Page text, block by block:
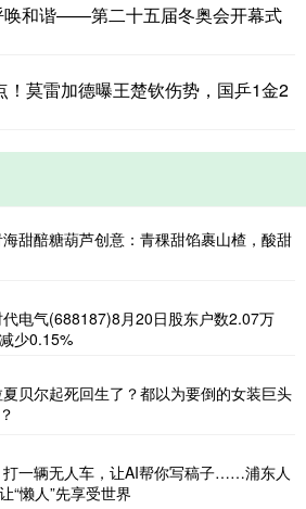
唤和谐——第二十五届冬奥会开幕式
！莫雷加德曝王楚钦伤势，国乒1金2
甜醅糖葫芦创意：青稞甜馅裹山楂，酸甜
电气(688187)8月20日股东户数2.07万
少0.15%
贝尔起死回生了？都以为要倒的女装巨头
打一辆无人车，让AI帮你写稿子……浦东人
“懒人”先享受世界